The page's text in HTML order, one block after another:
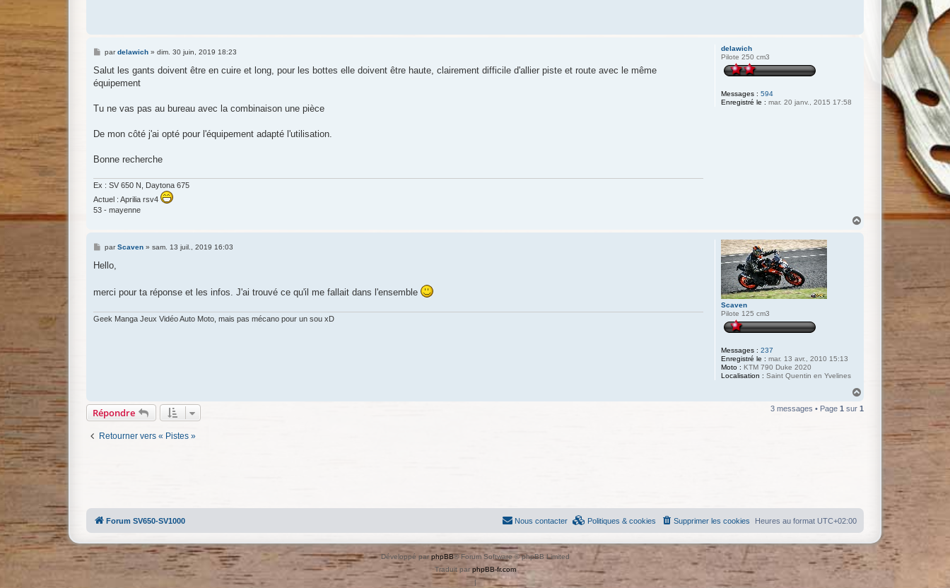
delawich
Pilote 250 cm3
Messages : 594
Enregistré le : mar. 20 janv., 2015 17:58
M
s
a
pardelawich» dim. 30 juin, 2019 18:23
Salut les gants doivent être en cuire et long, pour les bottes elle doivent être haute, clairement difficile d'allier piste et route avec le même
équipement
Tu ne vas pas au bureau avec la combinaison une pièce
De mon côté j'ai opté pour l'équipement adapté l'utilisation.
Bonne recherche
Ex : SV 650 N, Daytona 675
Actuel : Aprilia rsv4
53 - mayenne
Scaven
Pilote 125 cm3
Messages : 237
Enregistré le : mar. 13 avr., 2010 15:13
Moto : KTM 790 Duke 2020
Localisation : Saint Quentin en Yvelines
M
s
g
e
parScaven» sam. 13 juil., 2019 16:03
Hello,
merci pour ta réponse et les infos. J'ai trouvé ce qu'il me fallait dans l'ensemble
Geek Manga Jeux Vidéo Auto Moto, mais pas mécano pour un sou xD
u
Répondre 3 messages • Page 1 sur 1
Retourner vers « Pistes »
Forum SV650-SV1000 Heures au format UTC+02:00
Supprimer les cookies
Politiques & cookies
Nous contacter
Développé par phpBB® Forum Software © phpBB Limited
Traduit parphpBB-fr.com